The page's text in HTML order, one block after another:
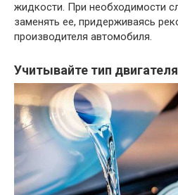
жидкости. При необходимости
заменять ее, придерживаясь
производителя автомобиля.
Учитывайте тип двигателя